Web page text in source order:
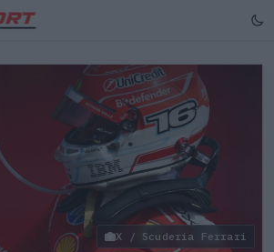
X / Scuderia Ferrari